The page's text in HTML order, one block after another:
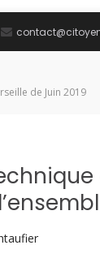
de Juin 2019